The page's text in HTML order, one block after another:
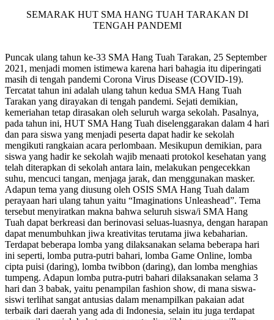
SEMARAK HUT SMA HANG TUAH TARAKAN DI
TENGAH PANDEMI
Puncak ulang tahun ke-33 SMA Hang Tuah Tarakan, 25 September
2021, menjadi momen istimewa karena hari bahagia itu diperingati
masih di tengah pandemi Corona Virus Disease (COVID-19).
Tercatat tahun ini adalah ulang tahun kedua SMA Hang Tuah
Tarakan yang dirayakan di tengah pandemi. Sejati demikian,
kemeriahan tetap dirasakan oleh seluruh warga sekolah. Pasalnya,
pada tahun ini, HUT SMA Hang Tuah diselenggarakan dalam 4 hari
dan para siswa yang menjadi peserta dapat hadir ke sekolah
mengikuti rangkaian acara perlombaan. Mesikupun demikian, para
siswa yang hadir ke sekolah wajib menaati protokol kesehatan yang
telah diterapkan di sekolah antara lain, melakukan pengecekkan
suhu, mencuci tangan, menjaga jarak, dan menggunakan masker.
Adapun tema yang diusung oleh OSIS SMA Hang Tuah dalam
perayaan hari ulang tahun yaitu “Imaginations Unleashead”. Tema
tersebut menyiratkan makna bahwa seluruh siswa/i SMA Hang
Tuah dapat berkreasi dan berinovasi seluas-luasnya, dengan harapan
dapat menumbuhkan jiwa kreativitas terutama jiwa kebaharian.
Terdapat beberapa lomba yang dilaksanakan selama beberapa hari
ini seperti, lomba putra-putri bahari, lomba Game Online, lomba
cipta puisi (daring), lomba twibbon (daring), dan lomba menghias
tumpeng. Adapun lomba putra-putri bahari dilaksanakan selama 3
hari dan 3 babak, yaitu penampilan fashion show, di mana siswa-
siswi terlihat sangat antusias dalam menampilkan pakaian adat
terbaik dari daerah yang ada di Indonesia, selain itu juga terdapat